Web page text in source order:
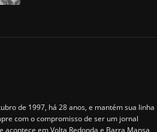
de 1997, há 28 anos, e mantém sua linha
com o compromisso de ser um jornal